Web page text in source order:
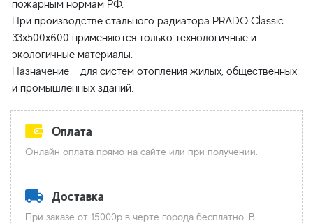
пожарным нормам РФ.
При производстве стального радиатора PRADO Classic
33x500x600 применяются только технологичные и
экологичные материалы.
Назначение - для систем отопления жилых, общественных
Оплата
Онлайн оплата прямо на сайте или при получении.
Доставка
При заказе от 15000р в черте города бесплатно. В